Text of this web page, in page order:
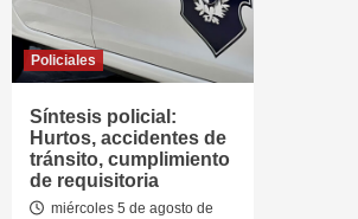
Policiales
Síntesis policial:
Hurtos, accidentes de
tránsito, cumplimiento
de requisitoria
miércoles 5 de agosto de